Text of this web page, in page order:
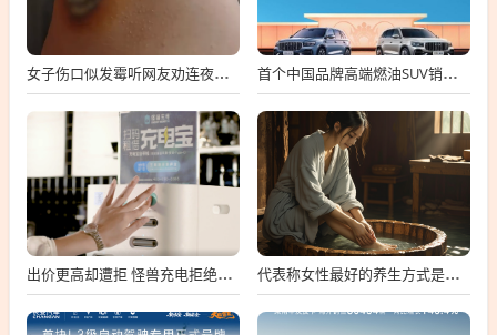
女子伤口似发霉听网友劝连夜就医 属凝血过程中正常现象 首个中国品牌高端燃油SUV销冠！吉利星越L总销量破100万台
出价更高却遭拒 怪兽充电拒绝高瓴私有化要约 代表称女性最好的养生方式是保暖：可用干姜、红花、艾叶泡脚